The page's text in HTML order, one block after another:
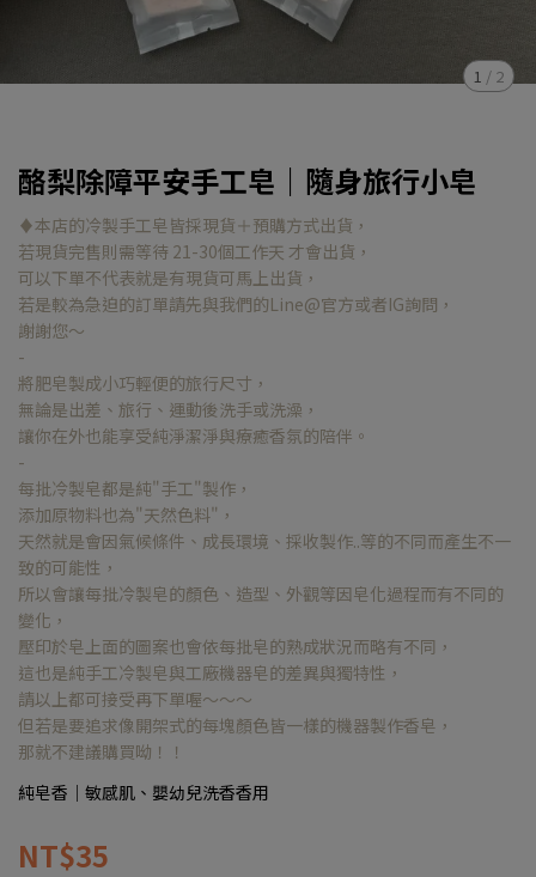
1 / 2
酪梨除障平安手工皂｜隨身旅行小皂
♦️本店的冷製手工皂皆採現貨＋預購方式出貨，
若現貨完售則需等待 21-30個工作天 才會出貨，
可以下單不代表就是有現貨可馬上出貨，
若是較為急迫的訂單請先與我們的Line@官方或者IG詢問，
謝謝您～
-
將肥皂製成小巧輕便的旅行尺寸，
無論是出差、旅行、運動後洗手或洗澡，
讓你在外也能享受純淨潔淨與療癒香氛的陪伴。
-
每批冷製皂都是純"手工"製作，
添加原物料也為"天然色料"，
天然就是會因氣候條件、成長環境、採收製作..等的不同而產生不一
致的可能性，
所以會讓每批冷製皂的顏色、造型、外觀等因皂化過程而有不同的
變化，
壓印於皂上面的圖案也會依每批皂的熟成狀況而略有不同，
這也是純手工冷製皂與工廠機器皂的差異與獨特性，
請以上都可接受再下單喔～～～
但若是要追求像開架式的每塊顏色皆一樣的機器製作香皂，
那就不建議購買呦！！
純皂香｜敏感肌、嬰幼兒洗香香用
NT$35